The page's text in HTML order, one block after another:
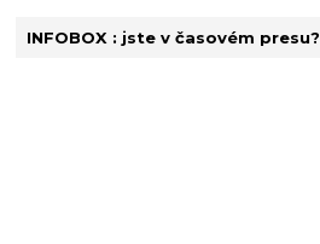
INFOBOX : jste v časovém presu?